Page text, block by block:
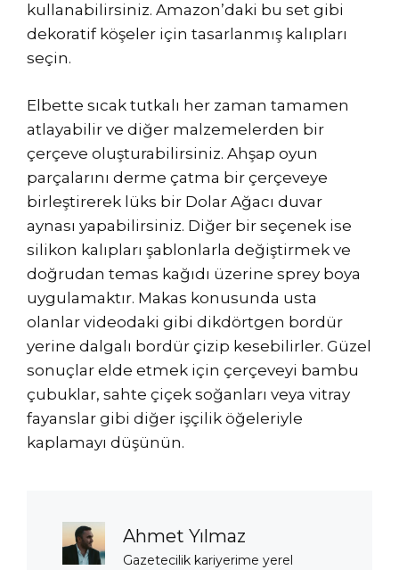
kullanabilirsiniz. Amazon’daki bu set gibi
dekoratif köşeler için tasarlanmış kalıpları
seçin.
Elbette sıcak tutkalı her zaman tamamen
atlayabilir ve diğer malzemelerden bir
çerçeve oluşturabilirsiniz. Ahşap oyun
parçalarını derme çatma bir çerçeveye
birleştirerek lüks bir Dolar Ağacı duvar
aynası yapabilirsiniz. Diğer bir seçenek ise
silikon kalıpları şablonlarla değiştirmek ve
doğrudan temas kağıdı üzerine sprey boya
uygulamaktır. Makas konusunda usta
olanlar videodaki gibi dikdörtgen bordür
yerine dalgalı bordür çizip kesebilirler. Güzel
sonuçlar elde etmek için çerçeveyi bambu
çubuklar, sahte çiçek soğanları veya vitray
fayanslar gibi diğer işçilik öğeleriyle
kaplamayı düşünün.
Ahmet Yılmaz
Gazetecilik kariyerime yerel